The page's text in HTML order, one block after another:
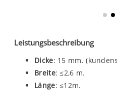
Leistungsbeschreibung
Dicke: 15 mm.
Breite: ≤2,6 m.
Länge: ≤12m.